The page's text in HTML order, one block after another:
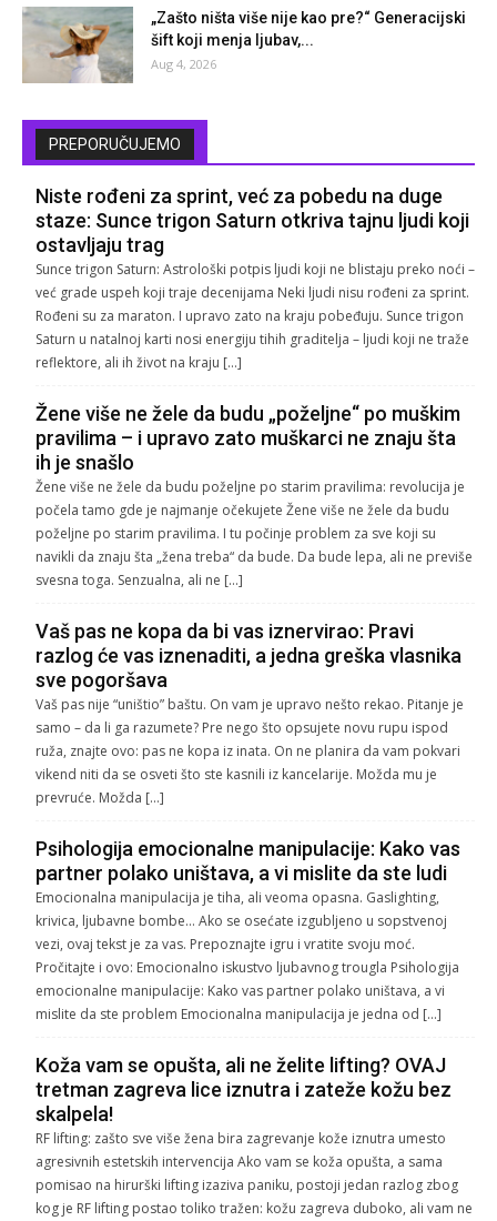
„Zašto ništa više nije kao pre?“ Generacijski
šift koji menja ljubav,...
Aug 4, 2026
PREPORUČUJEMO
Niste rođeni za sprint, već za pobedu na duge
staze: Sunce trigon Saturn otkriva tajnu ljudi koji
ostavljaju trag
Sunce trigon Saturn: Astrološki potpis ljudi koji ne blistaju preko noći –
već grade uspeh koji traje decenijama Neki ljudi nisu rođeni za sprint.
Rođeni su za maraton. I upravo zato na kraju pobeđuju. Sunce trigon
Saturn u natalnoj karti nosi energiju tihih graditelja – ljudi koji ne traže
reflektore, ali ih život na kraju […]
Žene više ne žele da budu „poželjne“ po muškim
pravilima – i upravo zato muškarci ne znaju šta
ih je snašlo
Žene više ne žele da budu poželjne po starim pravilima: revolucija je
počela tamo gde je najmanje očekujete Žene više ne žele da budu
poželjne po starim pravilima. I tu počinje problem za sve koji su
navikli da znaju šta „žena treba“ da bude. Da bude lepa, ali ne previše
svesna toga. Senzualna, ali ne […]
Vaš pas ne kopa da bi vas iznervirao: Pravi
razlog će vas iznenaditi, a jedna greška vlasnika
sve pogoršava
Vaš pas nije “uništio” baštu. On vam je upravo nešto rekao. Pitanje je
samo – da li ga razumete? Pre nego što opsujete novu rupu ispod
ruža, znajte ovo: pas ne kopa iz inata. On ne planira da vam pokvari
vikend niti da se osveti što ste kasnili iz kancelarije. Možda mu je
prevruće. Možda […]
Psihologija emocionalne manipulacije: Kako vas
partner polako uništava, a vi mislite da ste ludi
Emocionalna manipulacija je tiha, ali veoma opasna. Gaslighting,
krivica, ljubavne bombe… Ako se osećate izgubljeno u sopstvenoj
vezi, ovaj tekst je za vas. Prepoznajte igru i vratite svoju moć.
Pročitajte i ovo: Emocionalno iskustvo ljubavnog trougla Psihologija
emocionalne manipulacije: Kako vas partner polako uništava, a vi
mislite da ste problem Emocionalna manipulacija je jedna od […]
Koža vam se opušta, ali ne želite lifting? OVAJ
tretman zagreva lice iznutra i zateže kožu bez
skalpela!
RF lifting: zašto sve više žena bira zagrevanje kože iznutra umesto
agresivnih estetskih intervencija Ako vam se koža opušta, a sama
pomisao na hirurški lifting izaziva paniku, postoji jedan razlog zbog
kog je RF lifting postao toliko tražen: kožu zagreva duboko, ali vam ne